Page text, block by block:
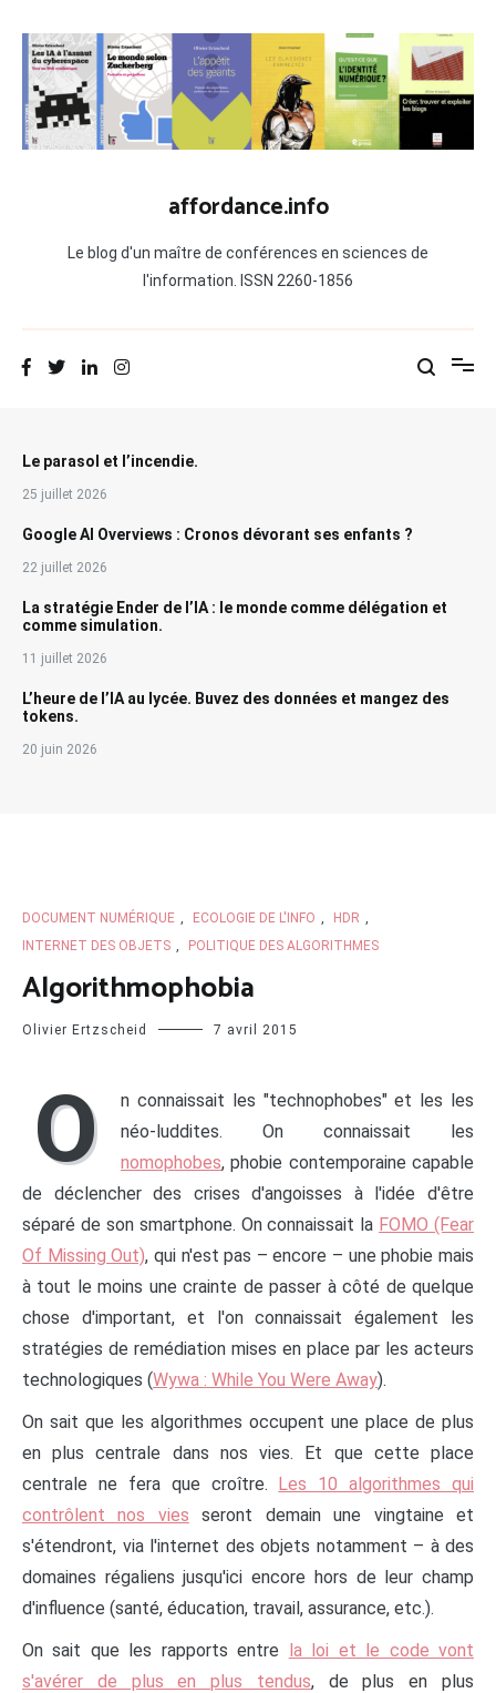
contenu
affordance.info
Le blog d'un maître de conférences en sciences de
l'information. ISSN 2260-1856
Le parasol et l’incendie.
25 juillet 2026
Google AI Overviews : Cronos dévorant ses enfants ?
22 juillet 2026
La stratégie Ender de l’IA : le monde comme délégation et
comme simulation.
11 juillet 2026
L’heure de l’IA au lycée. Buvez des données et mangez des
tokens.
20 juin 2026
DOCUMENT NUMÉRIQUE ECOLOGIE DE L'INFO HDR
INTERNET DES OBJETS
POLITIQUE DES ALGORITHMES
Algorithmophobia
Olivier Ertzscheid 7 avril 2015
O
n connaissait les "technophobes" et les les
néo-luddites. On connaissait les
nomophobes, phobie contemporaine capable
de déclencher des crises d'angoisses à l'idée d'être
séparé de son smartphone. On connaissait la FOMO (Fear
Of Missing Out), qui n'est pas – encore – une phobie mais
à tout le moins une crainte de passer à côté de quelque
chose d'important, et l'on connaissait également les
stratégies de remédiation mises en place par les acteurs
technologiques (Wywa : While You Were Away).
On sait que les algorithmes occupent une place de plus
en plus centrale dans nos vies. Et que cette place
centrale ne fera que croître. Les 10 algorithmes qui
contrôlent nos vies seront demain une vingtaine et
s'étendront, via l'internet des objets notamment – à des
domaines régaliens jusqu'ici encore hors de leur champ
d'influence (santé, éducation, travail, assurance, etc.).
On sait que les rapports entre la loi et le code vont
s'avérer de plus en plus tendus, de plus en plus